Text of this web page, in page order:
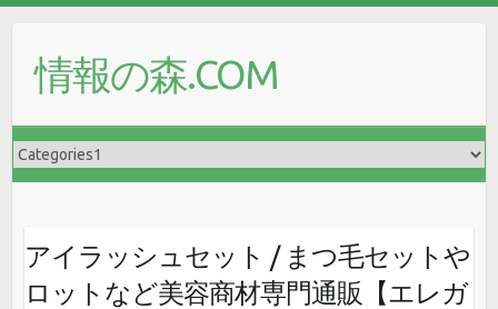
情報の森.COM
アイラッシュセット / まつ毛セットや
ロットなど美容商材専門通販【エレガ